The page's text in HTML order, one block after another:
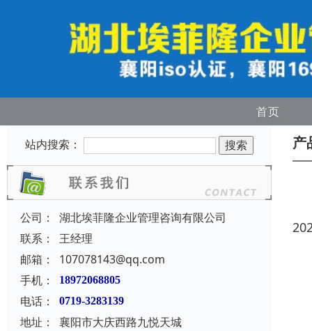
首页
站内搜索：
公司：
湖北埃菲隆企业管理咨询有限公司
联系：
王经理
邮箱：
107078143@qq.com
手机：
18972068805
电话： 0719-3283139
地址：
襄阳市大庆西路九悦天城
产